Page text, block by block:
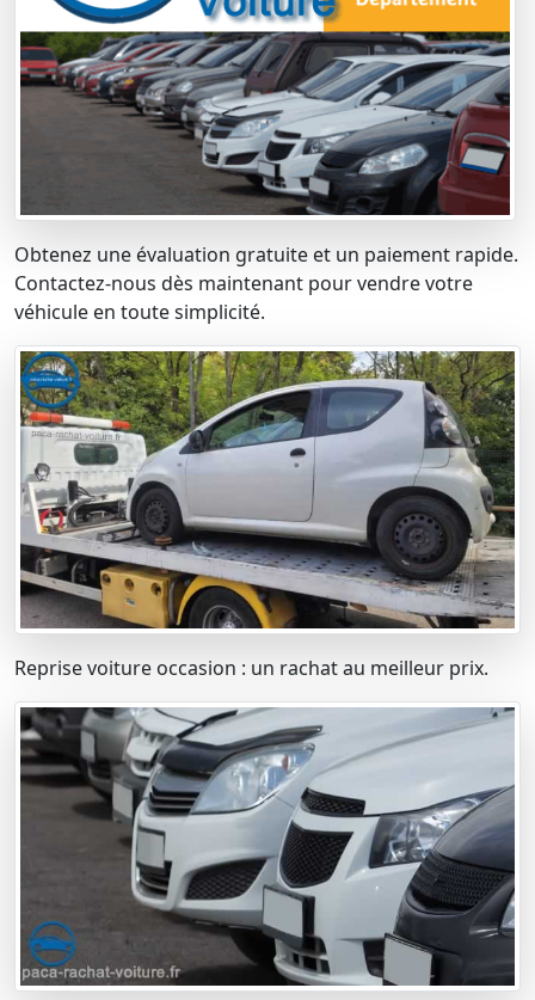
Obtenez une évaluation gratuite et un paiement rapide.
Contactez-nous dès maintenant pour vendre votre
véhicule en toute simplicité.
Reprise voiture occasion : un rachat au meilleur prix.